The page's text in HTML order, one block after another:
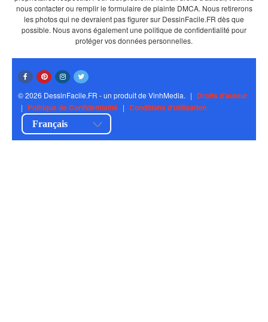
nous contacter ou remplir le formulaire de plainte DMCA. Nous retirerons
les photos qui ne devraient pas figurer sur DessinFacile.FR dès que
possible. Nous avons également une politique de confidentialité pour
protéger vos données personnelles.
© 2026 DessinFacile.FR - un produit de VinhMedia. | Droits d'auteur
| Politique de Confidentialité | Conditions d'utilisation
Français